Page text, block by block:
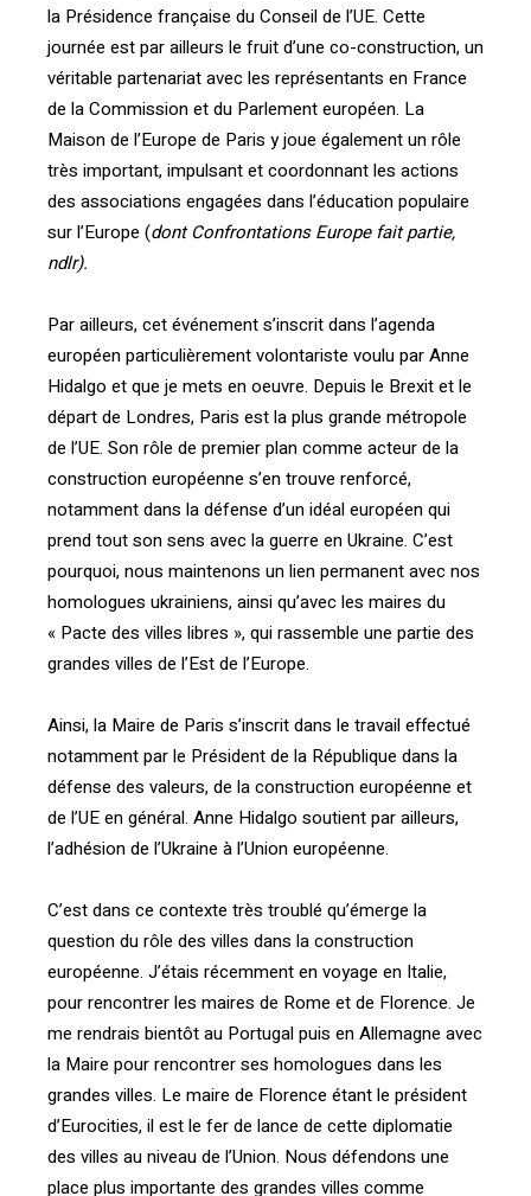
la Présidence française du Conseil de l’UE. Cette
journée est par ailleurs le fruit d’une co-construction, un
véritable partenariat avec les représentants en France
de la Commission et du Parlement européen. La
Maison de l’Europe de Paris y joue également un rôle
très important, impulsant et coordonnant les actions
des associations engagées dans l’éducation populaire
sur l’Europe (dont Confrontations Europe fait partie,
ndlr).
Par ailleurs, cet événement s’inscrit dans l’agenda
européen particulièrement volontariste voulu par Anne
Hidalgo et que je mets en oeuvre. Depuis le Brexit et le
départ de Londres, Paris est la plus grande métropole
de l’UE. Son rôle de premier plan comme acteur de la
construction européenne s’en trouve renforcé,
notamment dans la défense d’un idéal européen qui
prend tout son sens avec la guerre en Ukraine. C’est
pourquoi, nous maintenons un lien permanent avec nos
homologues ukrainiens, ainsi qu’avec les maires du
« Pacte des villes libres », qui rassemble une partie des
grandes villes de l’Est de l’Europe.
Ainsi, la Maire de Paris s’inscrit dans le travail effectué
notamment par le Président de la République dans la
défense des valeurs, de la construction européenne et
de l’UE en général. Anne Hidalgo soutient par ailleurs,
l’adhésion de l’Ukraine à l’Union européenne.
C’est dans ce contexte très troublé qu’émerge la
question du rôle des villes dans la construction
européenne. J’étais récemment en voyage en Italie,
pour rencontrer les maires de Rome et de Florence. Je
me rendrais bientôt au Portugal puis en Allemagne avec
la Maire pour rencontrer ses homologues dans les
grandes villes. Le maire de Florence étant le président
d’Eurocities, il est le fer de lance de cette diplomatie
des villes au niveau de l’Union. Nous défendons une
place plus importante des grandes villes comme